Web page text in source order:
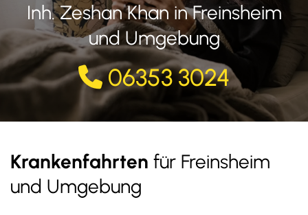
Inh. Zeshan Khan in Freinsheim
und Umgebung
 06353 3024
Krankenfahrten für Freinsheim
und Umgebung